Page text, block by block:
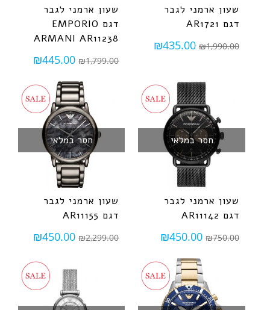
שעון ארמני לגבר
דגם AR1721
₪1,990.00
₪435.00
שעון ארמני לגבר
דגם EMPORIO
ARMANI AR11238
₪1,799.00
₪445.00
חסר במלאי
שעון ארמני לגבר
דגם AR11142
₪750.00
₪450.00
חסר במלאי
שעון ארמני לגבר
דגם AR11155
₪2,299.00
₪450.00